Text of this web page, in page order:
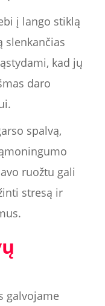
į lango stiklą
slenkančias
kad jų
daro
spalvą,
ruožtu gali
stresą ir
galvojame